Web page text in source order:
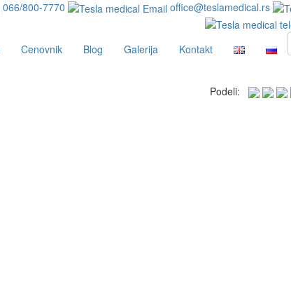
066/800-7770 office@teslamedical.rs
Cenovnik Blog Galerija Kontakt
Podeli: